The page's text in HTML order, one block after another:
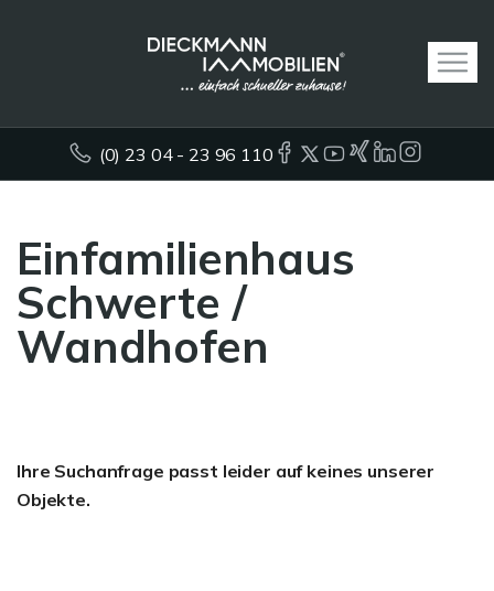
(0) 23 04 - 23 96 110
Einfamilienhaus
Schwerte /
Wandhofen
Ihre Suchanfrage passt leider auf keines unserer
Objekte.